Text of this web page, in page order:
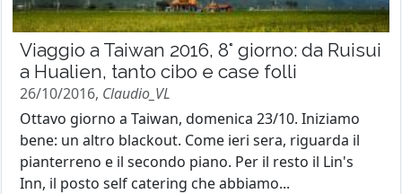
Viaggio a Taiwan 2016, 8° giorno: da Ruisui
a Hualien, tanto cibo e case folli
26/10/2016, Claudio_VL
Ottavo giorno a Taiwan, domenica 23/10. Iniziamo
bene: un altro blackout. Come ieri sera, riguarda il
pianterreno e il secondo piano. Per il resto il Lin's
Inn, il posto self catering che abbiamo...